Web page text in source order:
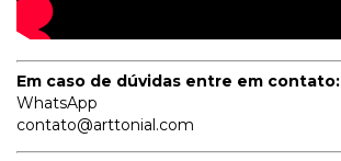
Em caso de dúvidas entre em contato:
WhatsApp
contato@arttonial.com